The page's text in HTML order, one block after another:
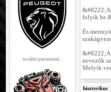
további partnereink :
folyik
És
&#8222;A
nevezők
Melyik
hiszterikus